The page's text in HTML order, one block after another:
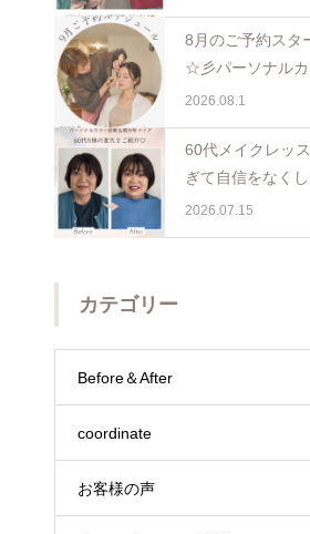
8月のご予約スタ
☆彡パーソナルカ
み野
2026.08.1
60代メイクレッ
ぎて自信をなく
少し前を向けま
み野
2026.07.15
カテゴリー
Before＆After
coordinate
お客様の声